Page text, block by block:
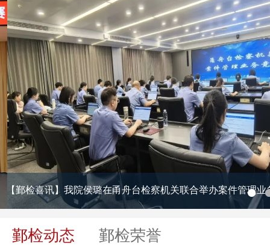
【鄞检喜讯】我院侯璐在甬舟台检察机关联合举办案件管理业
鄞检动态 鄞检荣誉
×